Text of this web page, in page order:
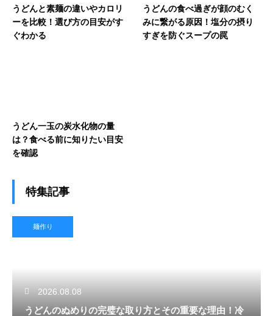
うどんと素麺の違いやカロリ
ーを比較！選び方の目安がす
ぐわかる
うどんの食べ過ぎが顔のむく
みに繋がる原因！塩分の摂り
すぎを防ぐスープの罠
うどん一玉の炭水化物の量
は？食べる前に知りたい目安
を確認
特集記事
麺作り
2026.08.08
うどんのぬめりの完璧な取り方とその重要な理由！冷